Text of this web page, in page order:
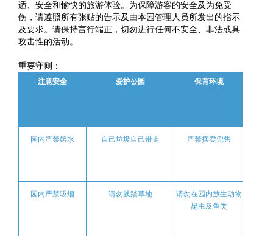
适、安全和愉快的旅游体验。为保障游客的安全及为免受
伤，请遵照所有张贴的告示及由本园管理人员所发出的指示
及要求。请保持言行端正，切勿进行任何不安全、非法或具
攻击性的活动。
重要守则：
注意安全 爱护公园 保育环境
园内严禁嬉水 自己垃圾自己带走 严禁摆卖兜售
园内严禁吸烟 请勿践踏草地
请勿在园内放生动物
昆虫及鱼类